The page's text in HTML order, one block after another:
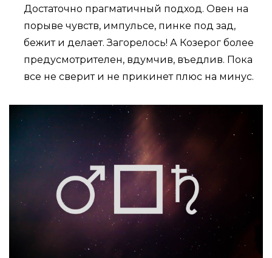
Достаточно прагматичный подход. Овен на
порыве чувств, импульсе, пинке под зад,
бежит и делает. Загорелось! А Козерог более
предусмотрителен, вдумчив, въедлив. Пока
все не сверит и не прикинет плюс на минус.